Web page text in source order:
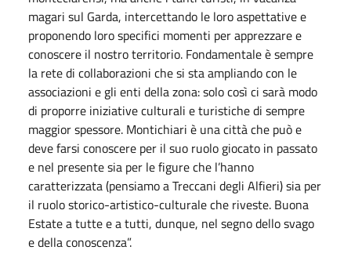
magari sul Garda, intercettando le loro aspettative e
proponendo loro specifici momenti per apprezzare e
conoscere il nostro territorio. Fondamentale è sempre
la rete di collaborazioni che si sta ampliando con le
associazioni e gli enti della zona: solo così ci sarà modo
di proporre iniziative culturali e turistiche di sempre
maggior spessore. Montichiari è una città che può e
deve farsi conoscere per il suo ruolo giocato in passato
e nel presente sia per le figure che l’hanno
caratterizzata (pensiamo a Treccani degli Alfieri) sia per
il ruolo storico-artistico-culturale che riveste. Buona
Estate a tutte e a tutti, dunque, nel segno dello svago
e della conoscenza”.